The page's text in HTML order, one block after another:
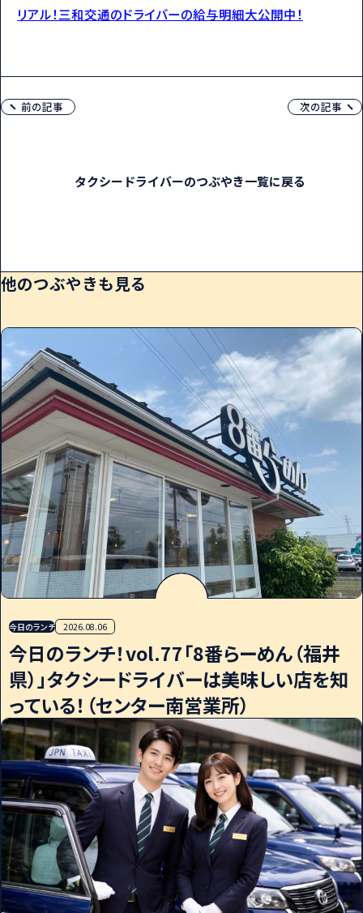
リアル！三和交通のドライバーの給与明細大公開中！
前の記事 次の記事
タクシードライバーのつぶやき一覧に戻る
他のつぶやきも見る
今日のランチ 2026.08.06
今日のランチ！vol.77「8番らーめん（福井
県）」タクシードライバーは美味しい店を知
っている！（センター南営業所）